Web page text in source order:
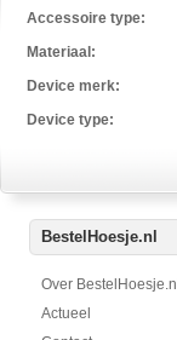
Accessoire type:
Materiaal:
Device merk:
Device type:
BestelHoesje.nl
Over BestelHoesje.nl
Actueel